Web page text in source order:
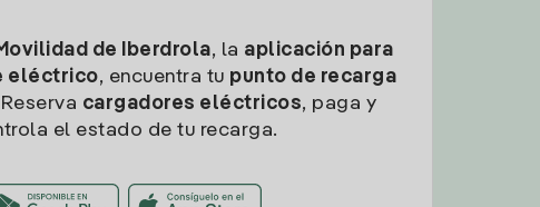
de Iberdrola, la aplicación para
eléctrico, encuentra tu punto de recarga
cargadores eléctricos, paga y
el estado de tu recarga.